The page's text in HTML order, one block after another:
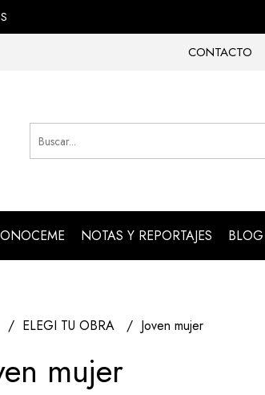
CONTACTO
NOTAS Y REPORTAJES BLOG
ELEGI TU OBRA Joven mujer
mujer